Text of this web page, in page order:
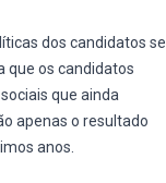
dos candidatos se
que os candidatos
que ainda
apenas o resultado
anos.